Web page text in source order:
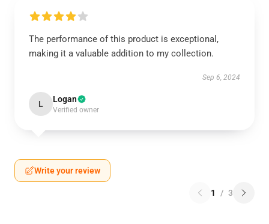
The performance of this product is exceptional,
making it a valuable addition to my collection.
Sep 6, 2024
L Logan
Verified owner
Write your review
1 / 3